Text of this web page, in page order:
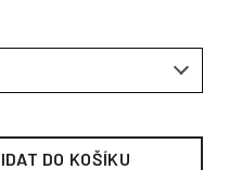
DO KOŠÍKU